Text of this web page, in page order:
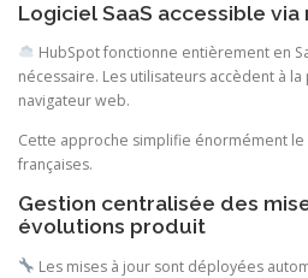
Logiciel SaaS accessible
HubSpot fonctionne entièrement en
nécessaire. Les utilisateurs accèdent à
navigateur web.
Cette approche simplifie énormément le
françaises.
Gestion centralisée des
évolutions produit
Les mises à jour sont déployées